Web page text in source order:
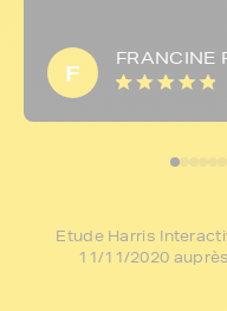
F
FRANCINE
Etude Harris
11/11/2020